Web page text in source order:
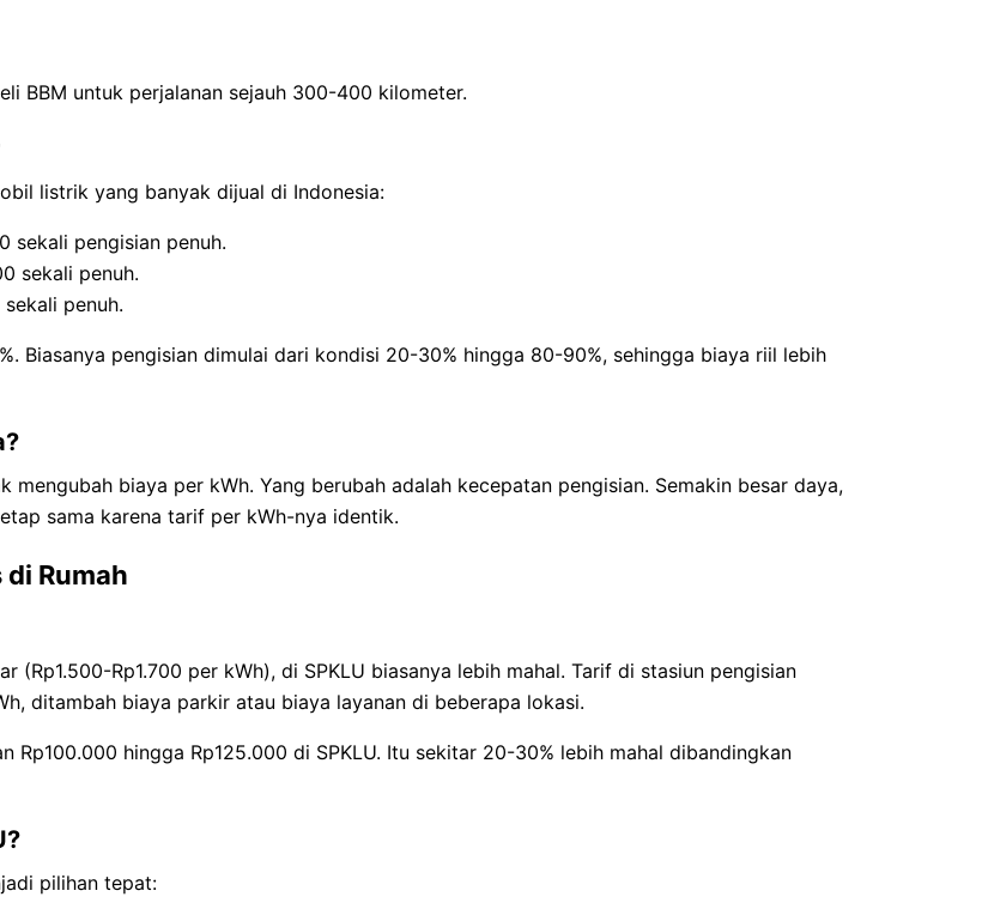
BBM untuk perjalanan sejauh 300-400 kilometer.
listrik yang banyak dijual di Indonesia:
sekali pengisian penuh.
sekali penuh.
penuh.
Biasanya pengisian dimulai dari kondisi 20-30% hingga 80-90%, sehingga biaya riil lebih
biaya per kWh. Yang berubah adalah kecepatan pengisian. Semakin besar daya,
sama karena tarif per kWh-nya identik.
Rumah
Rp1.700 per kWh), di SPKLU biasanya lebih mahal. Tarif di stasiun pengisian
ditambah biaya parkir atau biaya layanan di beberapa lokasi.
Rp100.000 hingga Rp125.000 di SPKLU. Itu sekitar 20-30% lebih mahal dibandingkan
pilihan tepat: